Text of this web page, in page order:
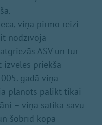
viņa pirmo reizi
nodzīvoja
ASV un tur
izvēles priekšā
gadā viņa
plānots palikt tikai
– viņa satika savu
šobrīd kopā